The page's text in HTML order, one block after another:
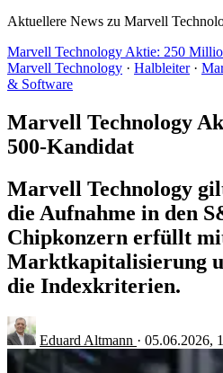
Aktuellere News zu Marvell
Marvell Technology Aktie: 250
Marvell Technology · Halbleiter ·
& Software
Marvell Technology
500-Kandidat
Marvell Technology
die Aufnahme in den
Chipkonzern erfüllt
Marktkapitalisierung
die Indexkriterien.
Eduard Altmann · 05.06.2026,